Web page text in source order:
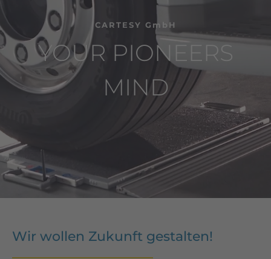
CARTESY GmbH
YOUR PIONEERS
MIND
Wir wollen Zukunft gestalten!